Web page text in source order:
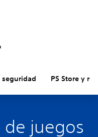
seguridad PS Store y
de juegos